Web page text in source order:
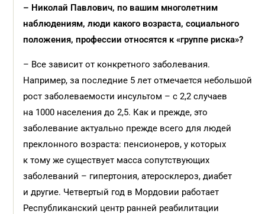
– Николай Павлович, по вашим многолетним
наблюдениям, люди какого возраста, социального
положения, профессии относятся к «группе риска»?
– Все зависит от конкретного заболевания.
Например, за последние 5 лет отмечается небольшой
рост заболеваемости инсультом – с 2,2 случаев
на 1000 населения до 2,5. Как и прежде, это
заболевание актуально прежде всего для людей
преклонного возраста: пенсионеров, у которых
к тому же существует масса сопутствующих
заболеваний – гипертония, атеросклероз, диабет
и другие. Четвертый год в Мордовии работает
Республиканский центр ранней реабилитации